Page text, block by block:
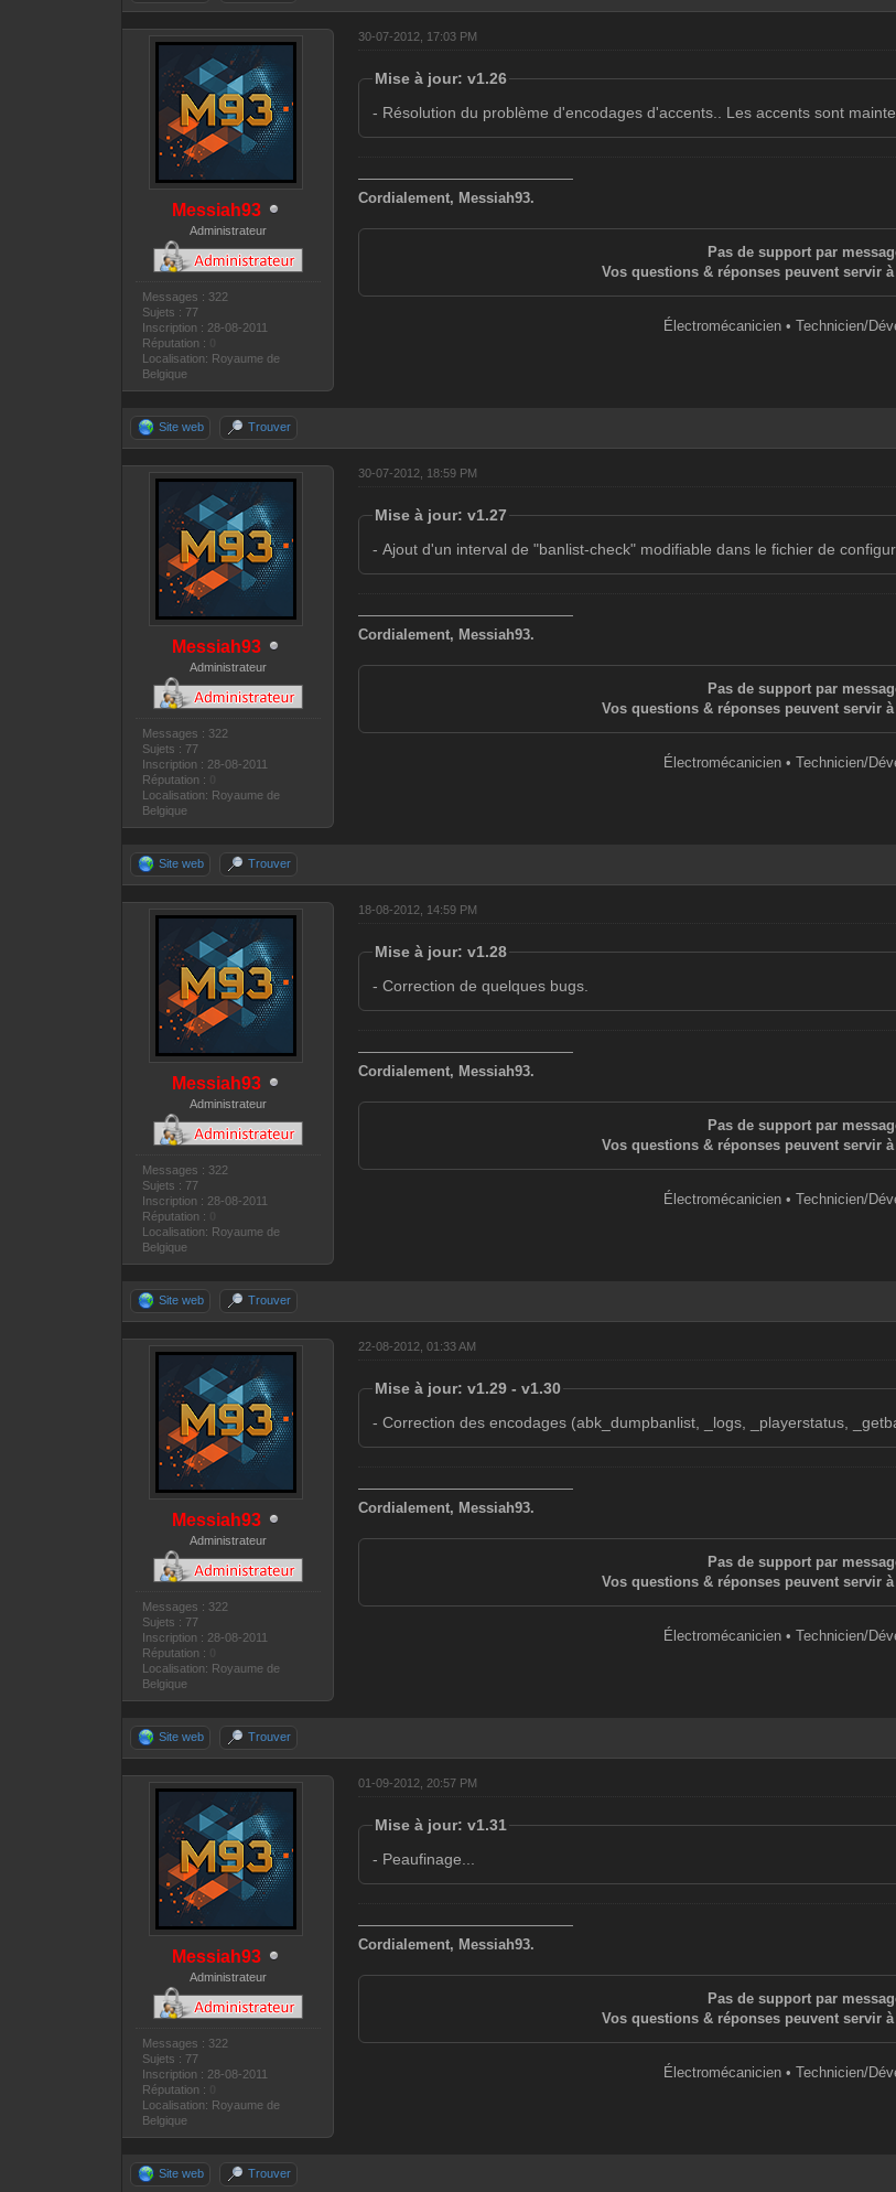
Messiah93
Administrateur
Messages : 322
Sujets : 77
Inscription : 28-08-2011
Réputation :
Localisation: Royaume de
Belgique
30-07-2012, 17:03 PM
Mise à jour: v1.26
- Résolution du problème d'encodages d'accents.. Les accents sont
———————————————
Cordialement, Messiah93.
Pas de support par
Vos questions & réponses peuvent servir
Électromécanicien • Technicien/
Site web Trouver
Messiah93
Administrateur
Messages : 322
Sujets : 77
Inscription : 28-08-2011
Réputation :
Localisation: Royaume de
Belgique
30-07-2012, 18:59 PM
Mise à jour: v1.27
- Ajout d'un interval de "banlist-check" modifiable dans le fichier de
———————————————
Cordialement, Messiah93.
Pas de support par
Vos questions & réponses peuvent servir
Électromécanicien • Technicien/
Site web Trouver
Messiah93
Administrateur
Messages : 322
Sujets : 77
Inscription : 28-08-2011
Réputation :
Localisation: Royaume de
Belgique
18-08-2012, 14:59 PM
Mise à jour: v1.28
- Correction de quelques bugs.
———————————————
Cordialement, Messiah93.
Pas de support par
Vos questions & réponses peuvent servir
Électromécanicien • Technicien/
Site web Trouver
Messiah93
Administrateur
Messages : 322
Sujets : 77
Inscription : 28-08-2011
Réputation :
Localisation: Royaume de
Belgique
22-08-2012, 01:33 AM
Mise à jour: v1.29 - v1.30
- Correction des encodages (abk_dumpbanlist, _logs, _playerstatus,
———————————————
Cordialement, Messiah93.
Pas de support par
Vos questions & réponses peuvent servir
Électromécanicien • Technicien/
Site web Trouver
Messiah93
Administrateur
Messages : 322
Sujets : 77
Inscription : 28-08-2011
Réputation :
Localisation: Royaume de
Belgique
01-09-2012, 20:57 PM
Mise à jour: v1.31
- Peaufinage...
———————————————
Cordialement, Messiah93.
Pas de support par
Vos questions & réponses peuvent servir
Électromécanicien • Technicien/
Site web Trouver